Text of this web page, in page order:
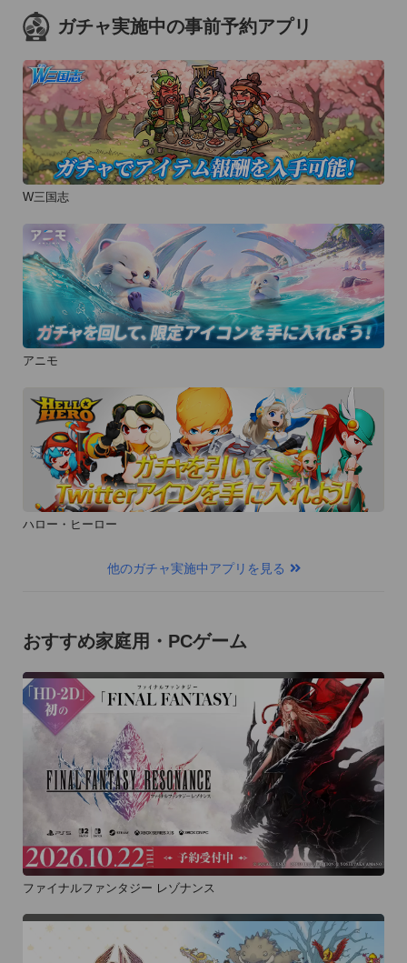
ガチャ実施中の事前予約アプリ
W三国志
アニモ
ハロー・ヒーロー
他のガチャ実施中アプリを見る
おすすめ家庭用・PCゲーム
ファイナルファンタジー レゾナンス